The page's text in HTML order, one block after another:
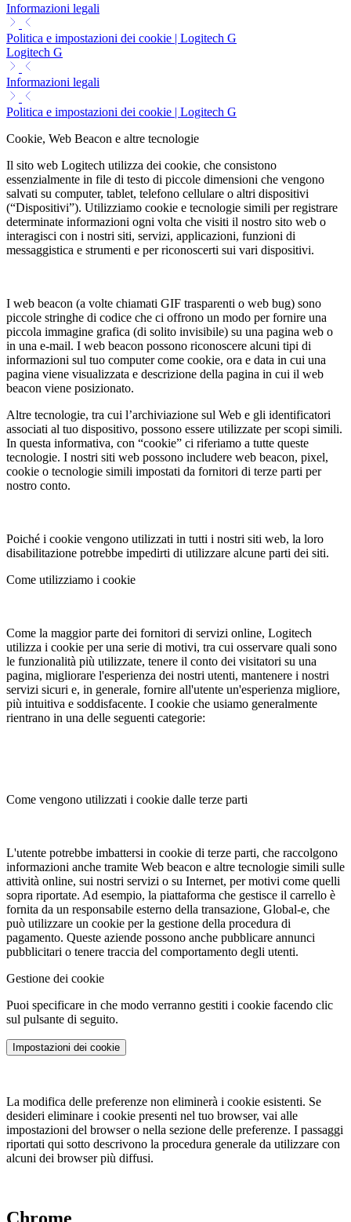
Informazioni legali
Politica e impostazioni dei cookie | Logitech G
Logitech G
Informazioni legali
Politica e impostazioni dei cookie | Logitech G
Cookie, Web Beacon e altre tecnologie
Il sito web Logitech utilizza dei cookie, che consistono
essenzialmente in file di testo di piccole dimensioni che vengono
salvati su computer, tablet, telefono cellulare o altri dispositivi
(“Dispositivi”). Utilizziamo cookie e tecnologie simili per registrare
determinate informazioni ogni volta che visiti il nostro sito web o
interagisci con i nostri siti, servizi, applicazioni, funzioni di
messaggistica e strumenti e per riconoscerti sui vari dispositivi.
I web beacon (a volte chiamati GIF trasparenti o web bug) sono
piccole stringhe di codice che ci offrono un modo per fornire una
piccola immagine grafica (di solito invisibile) su una pagina web o
in una e-mail. I web beacon possono riconoscere alcuni tipi di
informazioni sul tuo computer come cookie, ora e data in cui una
pagina viene visualizzata e descrizione della pagina in cui il web
beacon viene posizionato.
Altre tecnologie, tra cui l’archiviazione sul Web e gli identificatori
associati al tuo dispositivo, possono essere utilizzate per scopi simili.
In questa informativa, con “cookie” ci riferiamo a tutte queste
tecnologie. I nostri siti web possono includere web beacon, pixel,
cookie o tecnologie simili impostati da fornitori di terze parti per
nostro conto.
Poiché i cookie vengono utilizzati in tutti i nostri siti web, la loro
disabilitazione potrebbe impedirti di utilizzare alcune parti dei siti.
Come utilizziamo i cookie
Come la maggior parte dei fornitori di servizi online, Logitech
utilizza i cookie per una serie di motivi, tra cui osservare quali sono
le funzionalità più utilizzate, tenere il conto dei visitatori su una
pagina, migliorare l'esperienza dei nostri utenti, mantenere i nostri
servizi sicuri e, in generale, fornire all'utente un'esperienza migliore,
più intuitiva e soddisfacente. I cookie che usiamo generalmente
rientrano in una delle seguenti categorie:
Come vengono utilizzati i cookie dalle terze parti
L'utente potrebbe imbattersi in cookie di terze parti, che raccolgono
informazioni anche tramite Web beacon e altre tecnologie simili sulle
attività online, sui nostri servizi o su Internet, per motivi come quelli
sopra riportate. Ad esempio, la piattaforma che gestisce il carrello è
fornita da un responsabile esterno della transazione, Global-e, che
può utilizzare un cookie per la gestione della procedura di
pagamento. Queste aziende possono anche pubblicare annunci
pubblicitari o tenere traccia del comportamento degli utenti.
Gestione dei cookie
Puoi specificare in che modo verranno gestiti i cookie facendo clic
sul pulsante di seguito.
Impostazioni dei cookie
La modifica delle preferenze non eliminerà i cookie esistenti. Se
desideri eliminare i cookie presenti nel tuo browser, vai alle
impostazioni del browser o nella sezione delle preferenze. I passaggi
riportati qui sotto descrivono la procedura generale da utilizzare con
alcuni dei browser più diffusi.